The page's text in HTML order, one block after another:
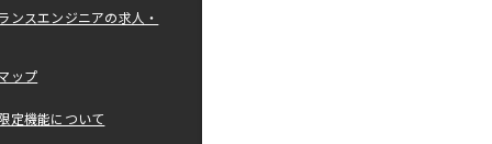
ンスエンジニアの求人・
ップ
定機能について